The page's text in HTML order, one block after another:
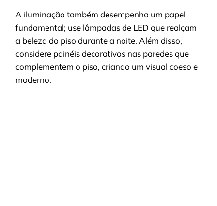
A iluminação também desempenha um papel
fundamental; use lâmpadas de LED que realçam
a beleza do piso durante a noite. Além disso,
considere painéis decorativos nas paredes que
complementem o piso, criando um visual coeso e
moderno.